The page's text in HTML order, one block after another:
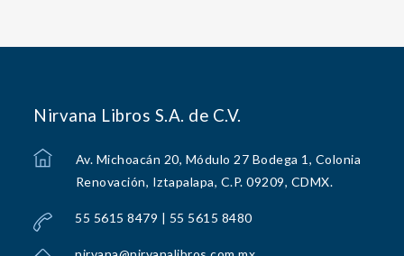
Nirvana Libros S.A. de C.V.
Av. Michoacán 20, Módulo 27 Bodega 1, Colonia
Renovación, Iztapalapa, C.P. 09209, CDMX.
55 5615 8479 | 55 5615 8480